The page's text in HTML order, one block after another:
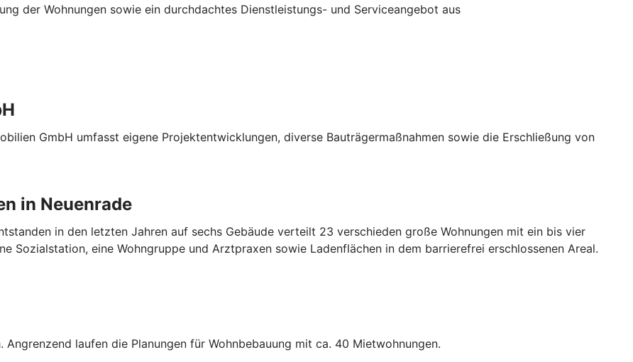
der Wohnungen sowie ein durchdachtes Dienstleistungs- und Serviceangebot aus
GmbH umfasst eigene Projektentwicklungen, diverse Bauträgermaßnahmen sowie die Erschließung von
in Neuenrade
in den letzten Jahren auf sechs Gebäude verteilt 23 verschieden große Wohnungen mit ein bis vier
Sozialstation, eine Wohngruppe und Arztpraxen sowie Ladenflächen in dem barrierefrei erschlossenen Areal.
laufen die Planungen für Wohnbebauung mit ca. 40 Mietwohnungen.